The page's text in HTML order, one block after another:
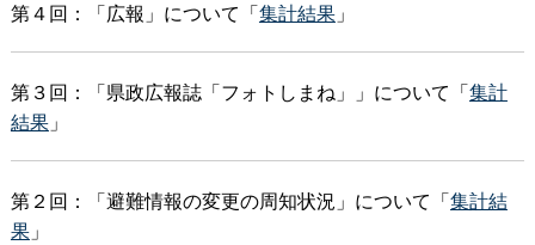
第４回：「広報」について「集計結果」
第３回：「県政広報誌「フォトしまね」」について「集計
結果」
第２回：「避難情報の変更の周知状況」について「集計結
果」